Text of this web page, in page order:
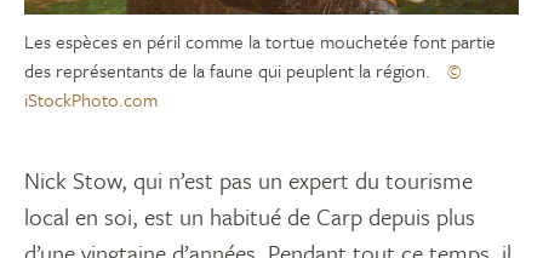
Les espèces en péril comme la tortue mouchetée font partie
des représentants de la faune qui peuplent la région.
©
iStockPhoto.com
Nick Stow, qui n’est pas un expert du tourisme
local en soi, est un habitué de Carp depuis plus